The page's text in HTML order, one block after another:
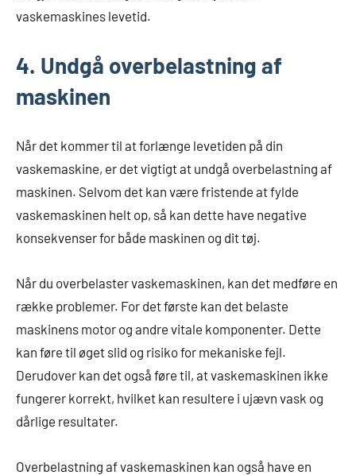
vaskemaskines levetid.
4. Undgå overbelastning af
maskinen
Når det kommer til at forlænge levetiden på din
vaskemaskine, er det vigtigt at undgå overbelastning af
maskinen. Selvom det kan være fristende at fylde
vaskemaskinen helt op, så kan dette have negative
konsekvenser for både maskinen og dit tøj.
Når du overbelaster vaskemaskinen, kan det medføre en
række problemer. For det første kan det belaste
maskinens motor og andre vitale komponenter. Dette
kan føre til øget slid og risiko for mekaniske fejl.
Derudover kan det også føre til, at vaskemaskinen ikke
fungerer korrekt, hvilket kan resultere i ujævn vask og
dårlige resultater.
Overbelastning af vaskemaskinen kan også have en